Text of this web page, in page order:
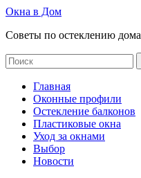
Окна в Дом
Советы по остеклению дома
Главная
Оконные профили
Остекление балконов
Пластиковые окна
Уход за окнами
Выбор
Новости